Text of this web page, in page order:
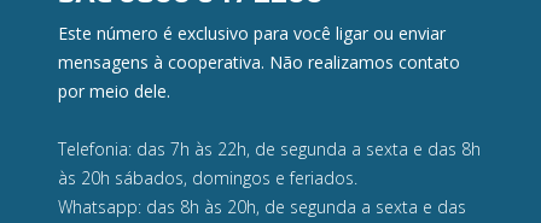
Este número é exclusivo para você ligar ou enviar
mensagens à cooperativa. Não realizamos contato
por meio dele.
Telefonia: das 7h às 22h, de segunda a sexta e das 8h
às 20h sábados, domingos e feriados.
Whatsapp: das 8h às 20h, de segunda a sexta e das